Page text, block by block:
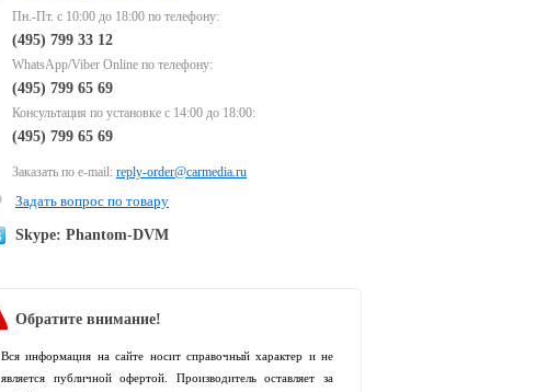
Пн.-Пт. с 10:00 до 18:00 по телефону:
(495) 799 33 12
WhatsApp/Viber Online по телефону:
(495) 799 65 69
Консультация по установке с 14:00 до 18:00:
(495) 799 65 69
Заказать по e-mail: reply-order@carmedia.ru
Задать вопрос по товару
Skype: Phantom-DVM
Обратите внимание!
Вся информация на сайте носит справочный характер и не
является публичной офертой. Производитель оставляет за